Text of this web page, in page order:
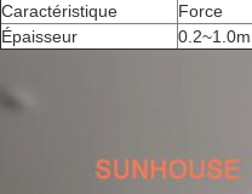
Caractéristique
Force
Épaisseur